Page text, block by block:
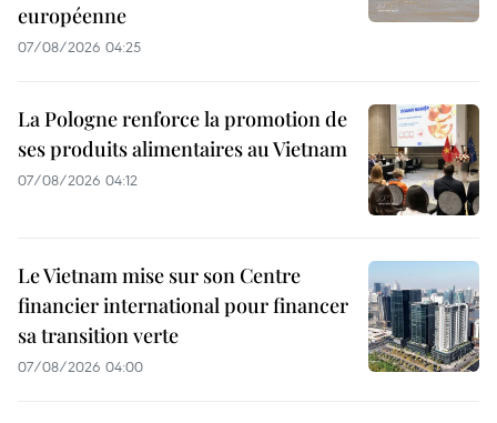
européenne
07/08/2026 04:25
La Pologne renforce la promotion de
ses produits alimentaires au Vietnam
07/08/2026 04:12
Le Vietnam mise sur son Centre
financier international pour financer
sa transition verte
07/08/2026 04:00